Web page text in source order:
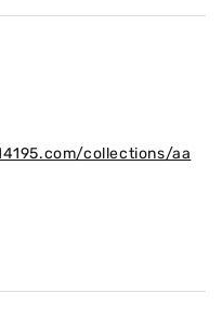
collections/aa